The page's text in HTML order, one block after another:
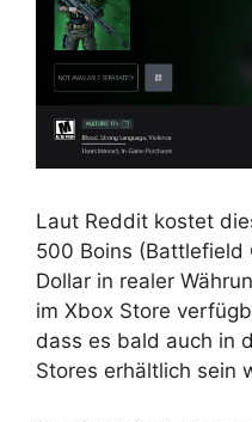
Laut Reddit kostet
500 Boins (Battlefield
Dollar in realer
im Xbox Store
dass es bald auch in
Stores erhältlich sein